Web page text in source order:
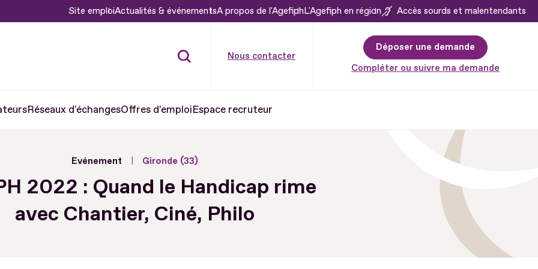
Site emploiActualités & événementsA propos de l'AgefiphL'Agefiph en région Accès sourds et malentendants
Nous contacter
Déposer une demande
Compléter ou suivre ma demande
Réseaux d'échangesOffres d'emploiEspace recruteur
Evénement Gironde (33)
2022 : Quand le Handicap rime
avec Chantier, Ciné, Philo